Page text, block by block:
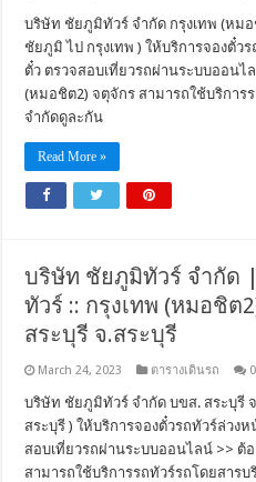
บริษัท ชัยภูมิทัวร์ จำกัด กรุงเทพ (หม
ชัยภูมิ ไป กรุงเทพ ) ให้บริการจองตั๋ว
ตั๋ว ตรวจสอบเที่ยวรถผ่านระบบออนไ
(หมอชิต2) จตุจักร สามารถใช้บริกา
จำกัดดูละกัน
Read More »
บริษัท ชัยภูมิทัวร์ จำกัด
ทัวร์ :: กรุงเทพ (หมอชิต
สระบุรี จ.สระบุรี
March 24, 2023 ตารางเดินรถ 0
บริษัท ชัยภูมิทัวร์ จำกัด บขส. สระบุรี จ
สระบุรี ) ให้บริการจองตั๋วรถทัวร์ล่วง
สอบเที่ยวรถผ่านระบบออนไลน์ >> ต้
สามารถใช้บริการรถทัวร์รถโดยสาร